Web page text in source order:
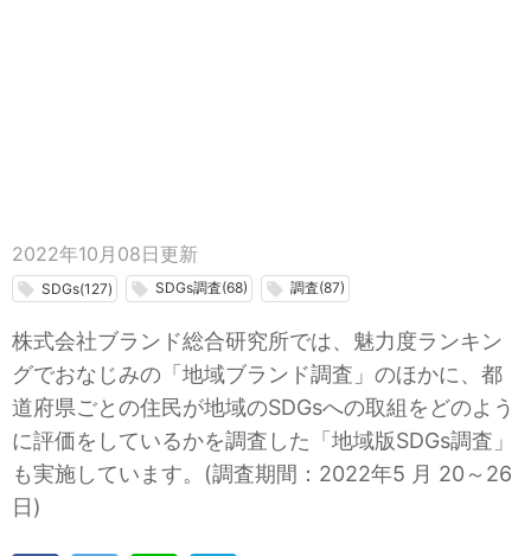
2022年10月08日 更新
local_offer SDGs(127) local_offer SDGs調査(68) local_offer 調査(87)
株式会社ブランド総合研究所では、魅力度ランキン
グでおなじみの「地域ブランド調査」のほかに、都
道府県ごとの住民が地域のSDGsへの取組をどのよう
に評価をしているかを調査した「地域版SDGs調査」
も実施しています。(調査期間：2022年5 月 20～26
日)